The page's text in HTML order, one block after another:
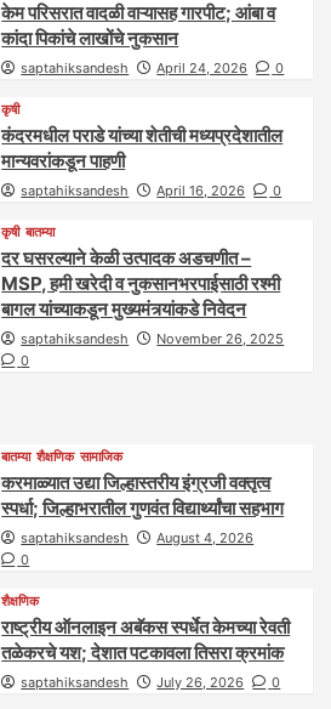
केम परिसरात वादळी वाऱ्यासह गारपीट; आंबा व
कांदा पिकांचे लाखोंचे नुकसान
saptahiksandesh April 24, 2026 0
कृषी
कंदरमधील पराडे यांच्या शेतीची मध्यप्रदेशातील
मान्यवरांकडून पाहणी
saptahiksandesh April 16, 2026 0
कृषी बातम्या
दर घसरल्याने केळी उत्पादक अडचणीत –
MSP, हमी खरेदी व नुकसानभरपाईसाठी रश्मी
बागल यांच्याकडून मुख्यमंत्र्यांकडे निवेदन
saptahiksandesh
November 26, 2025
0
बातम्या शैक्षणिक सामाजिक
करमाळ्यात उद्या जिल्हास्तरीय इंग्रजी वक्तृत्व
स्पर्धा; जिल्हाभरातील गुणवंत विद्यार्थ्यांचा सहभाग
saptahiksandesh
August 4, 2026
0
शैक्षणिक
राष्ट्रीय ऑनलाइन अबॅकस स्पर्धेत केमच्या रेवती
तळेकरचे यश; देशात पटकावला तिसरा क्रमांक
saptahiksandesh July 26, 2026 0